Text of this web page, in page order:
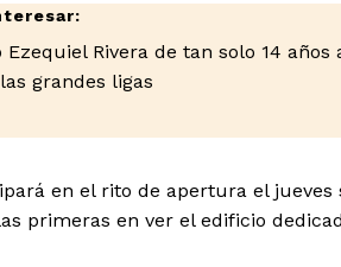
Ezequiel Rivera de tan solo 14
grandes ligas
en el rito de apertura el
primeras en ver el edificio